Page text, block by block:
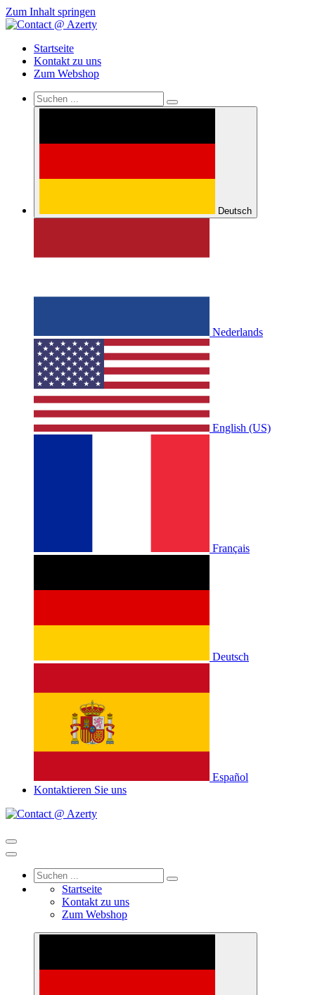
Zum Inhalt springen
Startseite
Kontakt zu uns
Zum Webshop
Deutsch
Nederlands
English (US)
Français
Deutsch
Español
Kontaktieren Sie uns
Startseite
Kontakt zu uns
Zum Webshop